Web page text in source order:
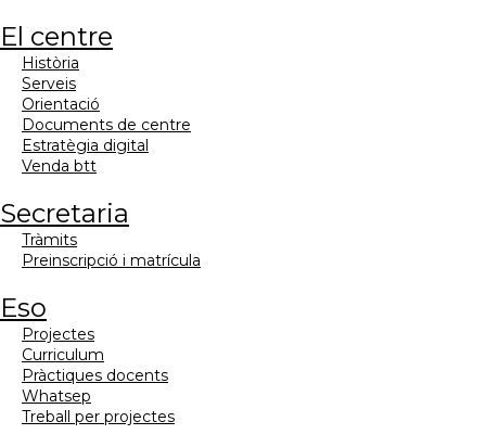
el centre
història
serveis
orientació
documents de centre
estratègia digital
venda btt
secretaria
tràmits
preinscripció i matrícula
eso
projectes
curriculum
pràctiques docents
whatsep
treball per projectes